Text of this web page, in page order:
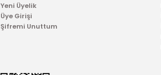
Yeni Üyelik
Üye Girişi
Şifremi Unuttum